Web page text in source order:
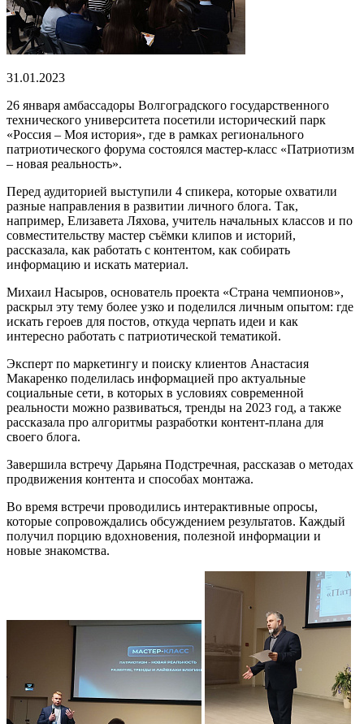
31.01.2023
26 января амбассадоры Волгоградского государственного
технического университета посетили исторический парк
«Россия – Моя история», где в рамках регионального
патриотического форума состоялся мастер-класс «Патриотизм
– новая реальность».
Перед аудиторией выступили 4 спикера, которые охватили
разные направления в развитии личного блога. Так,
например, Елизавета Ляхова, учитель начальных классов и по
совместительству мастер съёмки клипов и историй,
рассказала, как работать с контентом, как собирать
информацию и искать материал.
Михаил Насыров, основатель проекта «Страна чемпионов»,
раскрыл эту тему более узко и поделился личным опытом: где
искать героев для постов, откуда черпать идеи и как
интересно работать с патриотической тематикой.
Эксперт по маркетингу и поиску клиентов Анастасия
Макаренко поделилась информацией про актуальные
социальные сети, в которых в условиях современной
реальности можно развиваться, тренды на 2023 год, а также
рассказала про алгоритмы разработки контент-плана для
своего блога.
Завершила встречу Дарьяна Подстречная, рассказав о методах
продвижения контента и способах монтажа.
Во время встречи проводились интерактивные опросы,
которые сопровождались обсуждением результатов. Каждый
получил порцию вдохновения, полезной информации и
новые знакомства.